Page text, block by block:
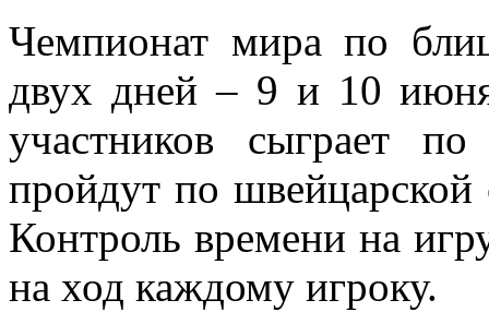
Чемпионат мира по
двух дней – 9 и 10
участников сыграет
пройдут по швейцарской
Контроль времени на
на ход каждому игроку.